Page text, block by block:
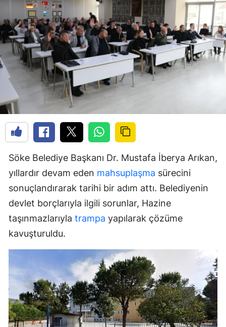
Söke Belediye Başkanı Dr. Mustafa İberya Arıkan,
yıllardır devam eden mahsuplaşma sürecini
sonuçlandırarak tarihi bir adım attı. Belediyenin
devlet borçlarıyla ilgili sorunlar, Hazine
taşınmazlarıyla trampa yapılarak çözüme
kavuşturuldu.